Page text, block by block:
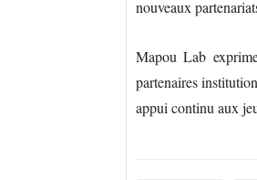
nouveaux
Mapou Lab
partenaires
appui continu aux